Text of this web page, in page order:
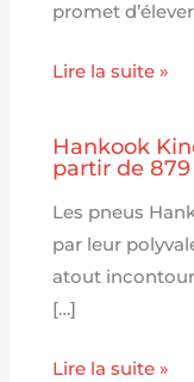
promet
Lire la suite »
Hankook
partir de
Les pneus
par leur
atout
[…]
Lire la suite »